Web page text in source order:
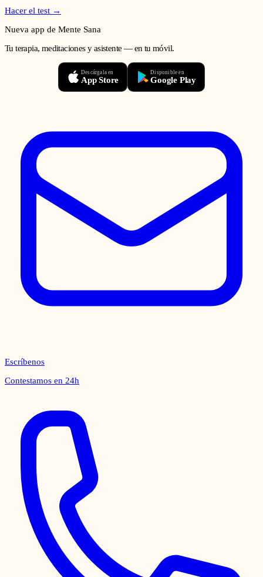
Hacer el test →
Nueva app de Mente Sana
Tu terapia, meditaciones y asistente — en tu móvil.
Descárgala en
App Store
Disponible en
Google Play
Escríbenos
Contestamos en 24h